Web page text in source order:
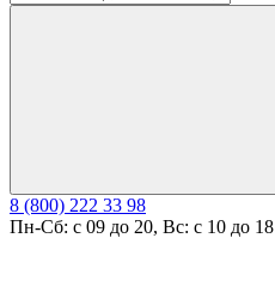
8 (800) 222 33 98
Пн-Сб: с 09 до 20, Вс: с 10 до 18